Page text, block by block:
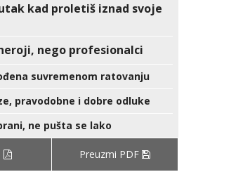
kad proletiš iznad svoje
nego profesionalci
suvremenom ratovanju
pravodobne i dobre odluke
ne pušta se lako
Preuzmi PDF